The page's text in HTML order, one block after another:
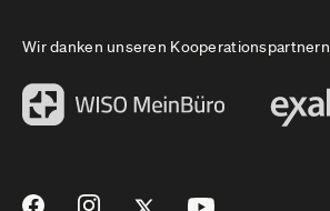
Wir danken unseren Kooperationspartnern